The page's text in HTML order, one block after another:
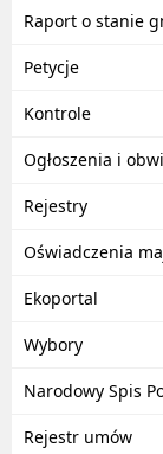
Raport o stanie
Petycje
Kontrole
Ogłoszenia i
Rejestry
Oświadczenia
Ekoportal
Wybory
Narodowy Spis
Rejestr umów